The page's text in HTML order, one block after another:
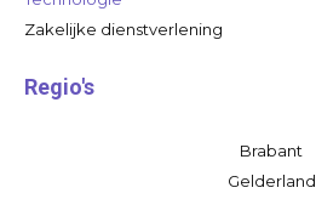
Zakelijke dienstverlening
Regio's
Brabant
Gelderland